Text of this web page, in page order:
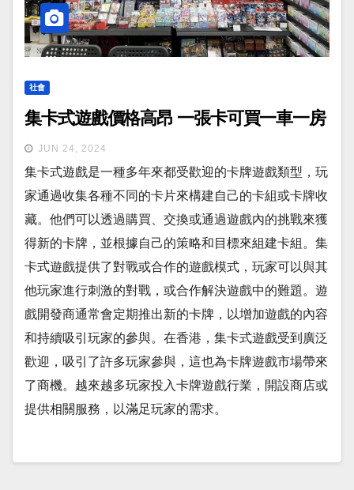
社會
集卡式遊戲價格高昂 一張卡可買一車一房
JUN 24, 2024
集卡式遊戲是一種多年來都受歡迎的卡牌遊戲類型，玩
家通過收集各種不同的卡片來構建自己的卡組或卡牌收
藏。他們可以透過購買、交換或通過遊戲內的挑戰來獲
得新的卡牌，並根據自己的策略和目標來組建卡組。集
卡式遊戲提供了對戰或合作的遊戲模式，玩家可以與其
他玩家進行刺激的對戰，或合作解決遊戲中的難題。遊
戲開發商通常會定期推出新的卡牌，以增加遊戲的內容
和持續吸引玩家的參與。在香港，集卡式遊戲受到廣泛
歡迎，吸引了許多玩家參與，這也為卡牌遊戲市場帶來
了商機。越來越多玩家投入卡牌遊戲行業，開設商店或
提供相關服務，以滿足玩家的需求。